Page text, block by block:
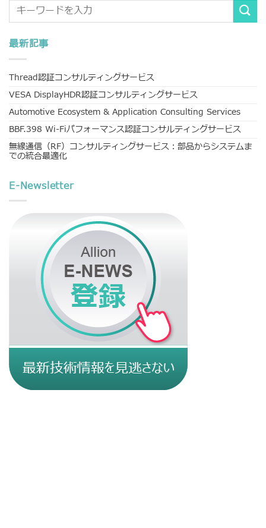
最新記事
Thread認証コンサルティングサービス
VESA DisplayHDR認証コンサルティングサービス
Automotive Ecosystem & Application Consulting Services
BBF.398 Wi-Fiパフォーマンス認証コンサルティングサービス
無線通信（RF）コンサルティングサービス：部品からシステムま
での統合最適化
E-Newsletter